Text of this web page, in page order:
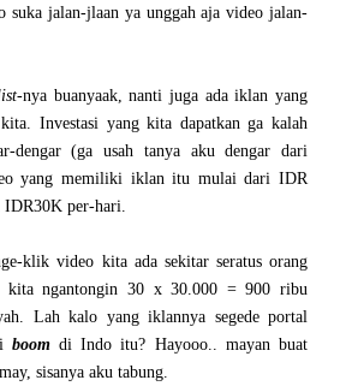
suka jalan-jlaan ya unggah aja video jalan-
nya buanyaak, nanti juga ada iklan yang
Investasi yang kita dapatkan ga kalah
dengar (ga usah tanya aku dengar dari
yang memiliki iklan itu mulai dari IDR
IDR30K per-hari.
klik video kita ada sekitar seratus orang
kita ngantongin 30 x 30.000 = 900 ribu
Lah kalo yang iklannya segede portal
boomdi Indo itu? Hayooo.. mayan buat
sisanya aku tabung.